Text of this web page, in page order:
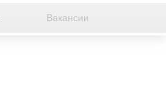
Вакансии